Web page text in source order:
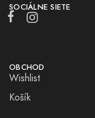
SOCIÁLNE SIETE
OBCHOD
Wishlist
Košík